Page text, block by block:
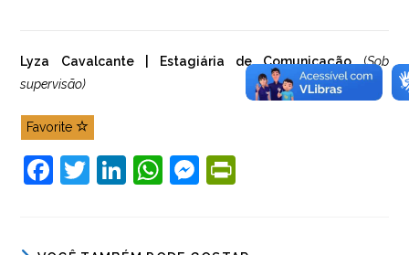
Lyza Cavalcante | Estagiária de Comunicação(Sob
supervisão)
Favorite
F
T
Li
W M